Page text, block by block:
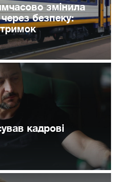
змінила
безпеку:
кадрові